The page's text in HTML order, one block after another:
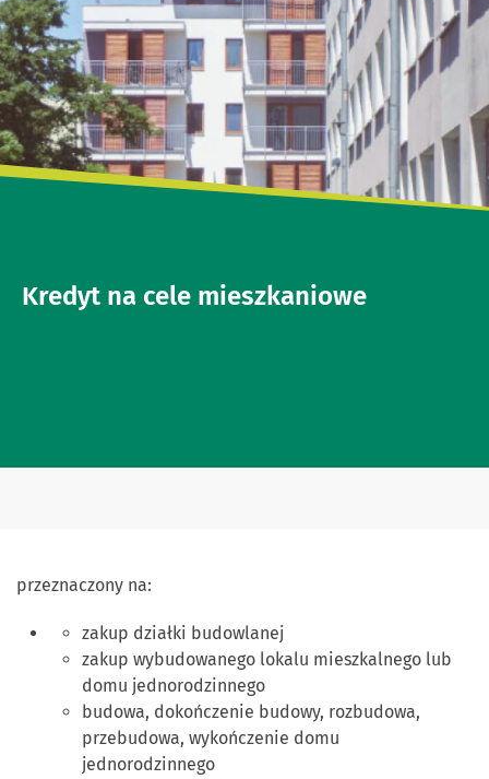
Kredyt na cele mieszkaniowe
przeznaczony na:
zakup działki budowlanej
zakup wybudowanego lokalu mieszkalnego lub
domu jednorodzinnego
budowa, dokończenie budowy, rozbudowa,
przebudowa, wykończenie domu
jednorodzinnego